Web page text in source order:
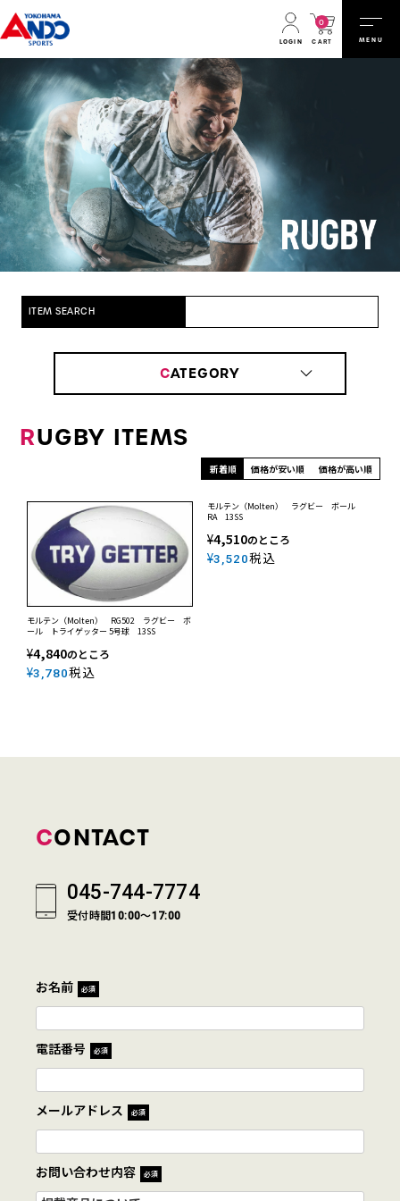
LOGIN CART
0
MENU
ITEM SEARCH
CATEGORY
RUGBY ITEMS
新着順 価格が安い順 価格が高い順
モルテン（Molten） RG502 ラグビー ボ
ール トライゲッター 5号球 13SS
¥4,840のところ
¥3,780税込
モルテン（Molten） ラグビー ボール
RA 13SS
¥4,510のところ
¥3,520税込
CONTACT
045-744-7774
受付時間10:00～17:00
お名前 必須
電話番号 必須
メールアドレス 必須
お問い合わせ内容 必須